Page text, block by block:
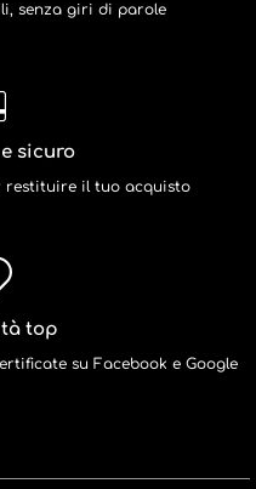
senza giri di parole
sicuro
restituire il tuo acquisto
top
su Facebook e Google